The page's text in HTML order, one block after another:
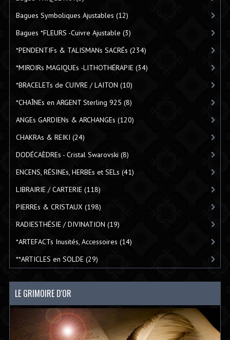
Bagues Symboliques Ajustables (12)
Bagues *FLEURS -Cuivre Ajustable (3)
*PENDENTIFs & TALISMANs SACRÉs (234)
*MIROIRs MAGIQUEs -LITHOTHÉRAPIE(34)
*BRACELETs de CUIVRE / LAITON (10)
*CHAÎNEs en ARGENT Sterling 925 (8)
ANGEs GARDIENs & ARCHANGEs (120)
CHAKRAs & REIKI (24)
DODÉCAÈDREs - Cristal Swarovski (8)
ENCENS, RÉSINEs, HERBEs et SELs (41)
LIBRAIRIE / CARTERIE(118)
PIERREs & CRISTAUX (198)
RADIESTHÉSIE / DIVINATION (19)
*ARTEFACTs Inusités, Accessoires (14)
**ARTICLES en SOLDE(29)
LE GRIMOIRE D'OR